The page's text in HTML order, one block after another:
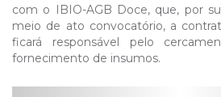
com o IBIO-AGB Doce, que, por
meio de ato convocatório, a
ficará responsável pelo
fornecimento de insumos.